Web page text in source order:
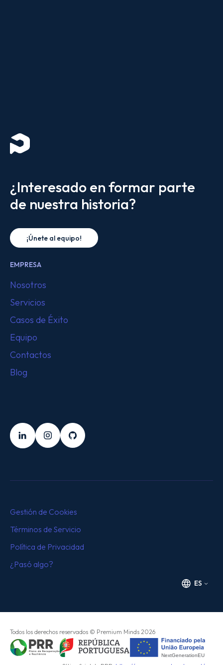
¿Interesado en formar parte
de nuestra historia?
¡Únete al equipo!
EMPRESA
Nosotros
Servicios
Casos de Éxito
Equipo
Contactos
Blog
LinkedInInstagramGithub
Gestión de Cookies
Términos de Servicio
Política de Privacidad
¿Pasó algo?
ES
Todos los derechos reservados © Premium Minds 2026